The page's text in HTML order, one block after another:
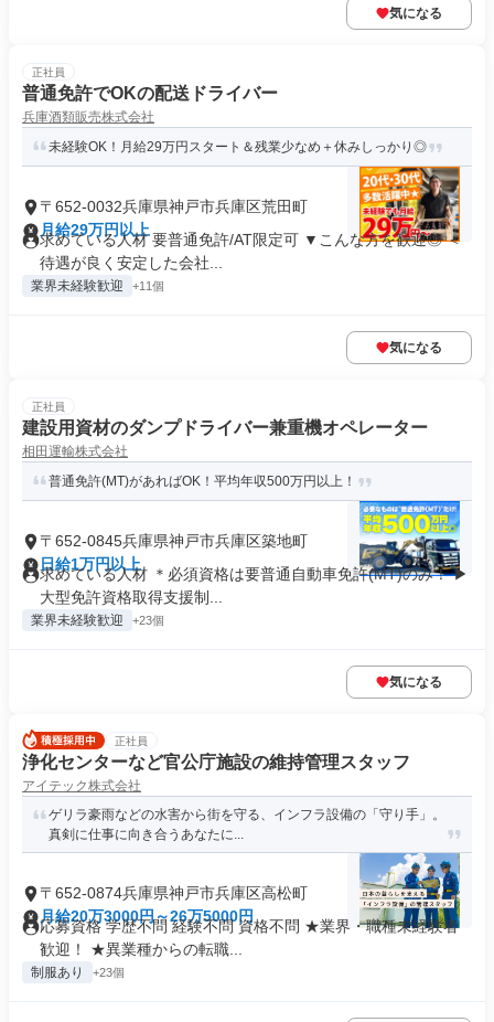
気になる
正社員
普通免許でOKの配送ドライバー
兵庫酒類販売株式会社
未経験OK！月給29万円スタート＆残業少なめ＋休みしっかり◎
〒652-0032兵庫県神戸市兵庫区荒田町
月給29万円以上
求めている人材 要普通免許/AT限定可 ▼こんな方を歓迎◎ ＜
待遇が良く安定した会社...
業界未経験歓迎 +11個
気になる
正社員
建設用資材のダンプドライバー兼重機オペレーター
相田運輸株式会社
普通免許(MT)があればOK！平均年収500万円以上！
〒652-0845兵庫県神戸市兵庫区築地町
日給1万円以上
求めている人材 ＊必須資格は要普通自動車免許(MT)のみ！ ▶
大型免許資格取得支援制...
業界未経験歓迎 +23個
気になる
正社員
浄化センターなど官公庁施設の維持管理スタッフ
アイテック株式会社
ゲリラ豪雨などの水害から街を守る、インフラ設備の「守り手」。
真剣に仕事に向き合うあなたに...
〒652-0874兵庫県神戸市兵庫区高松町
月給20万3000円～26万5000円
応募資格 学歴不問 経験不問 資格不問 ★業界・職種未経験者
歓迎！ ★異業種からの転職...
制服あり +23個